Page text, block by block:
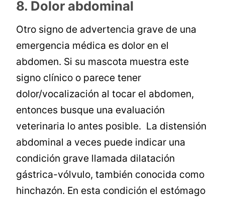
8. Dolor abdominal
Otro signo de advertencia grave de una
emergencia médica es dolor en el
abdomen. Si su mascota muestra este
signo clínico o parece tener
dolor/vocalización al tocar el abdomen,
entonces busque una evaluación
veterinaria lo antes posible. La distensión
abdominal a veces puede indicar una
condición grave llamada dilatación
gástrica-vólvulo, también conocida como
hinchazón. En esta condición el estómago